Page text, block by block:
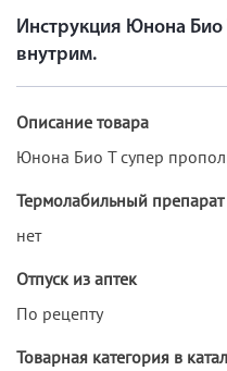
Инструкция Юнона Био
внутрим.
Описание товара
Юнона Био Т супер
Термолабильный препарат
нет
Отпуск из аптек
По рецепту
Товарная категория в